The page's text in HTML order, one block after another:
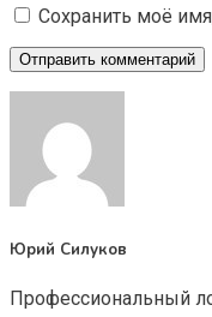
Сохранить моё
Юрий Силуков
Профессиональный